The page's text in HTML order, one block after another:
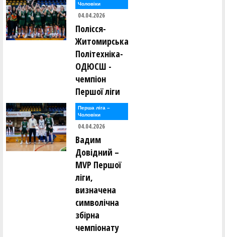
Сергій Ломан ()
Сергій Марков ()
Олександр Маслов ()
Роман Михайленко ()
Олександр Нагорний ()
Сергій Озеряник ()
Ігор Педьєв ()
Валентин Поляков ()
Владислав Пустогаров ()
Валентин Сліпуха ()
Борис Сосновський ()
Чоловiки
04.04.2026
Полісся-
Житомирська
Політехніка-
ОДЮСШ -
чемпіон
Першої ліги
Перша лiга –
Чоловiки
04.04.2026
Вадим
Довідний –
MVP Першої
ліги,
визначена
символічна
збірна
чемпіонату